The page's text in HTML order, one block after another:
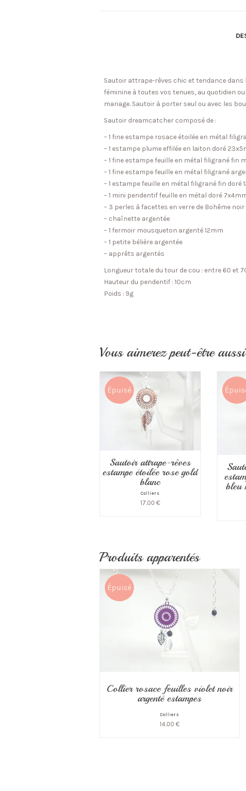
Sautoir attrape-rêves chic et tendance
féminine à toutes vos tenues, au quotidien
mariage. Sautoir à porter seul ou avec les
Sautoir dreamcatcher composé de :
– 1 fine estampe rosace étoilée en métal
– 1 estampe plume effilée en laiton doré
– 1 fine estampe feuille en métal filigrané fin
– 1 fine estampe feuille en métal filigrané
– 1 estampe feuille en métal filigrané fin doré
– 1 mini pendentif feuille en métal doré
– 3 perles à facettes en verre de Bohême
– chaînette argentée
– 1 fermoir mousqueton argenté 12mm
– 1 petite bélière argentée
– apprêts argentés
Longueur totale du tour de cou : entre 60 et
Hauteur du pendentif : 10cm
Poids : 9g
Vous aimerez peut-être
Épuisé
Sautoir attrape-rêves
estampe étoilée rose gold
blanc
Colliers
17.00 €
bleu
Produits apparentés
Épuisé
Collier rosace feuilles violet noir
argenté estampes
Colliers
14.00 €